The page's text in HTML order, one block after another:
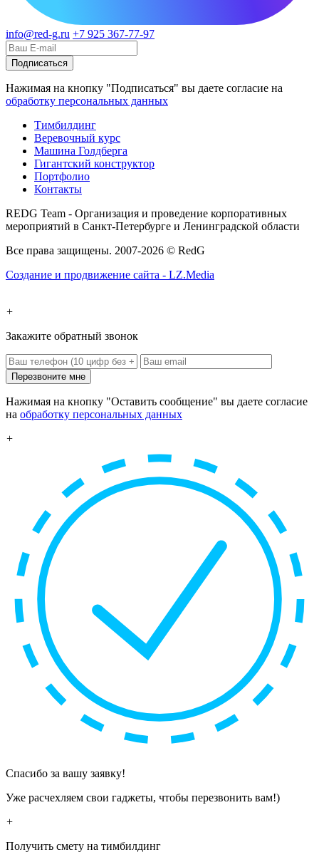
info@red-g.ru +7 925 367-77-97
Нажимая на кнопку "Подписаться" вы даете согласие на
обработку персональных данных
Тимбилдинг
Веревочный курс
Машина Голдберга
Гигантский конструктор
Портфолио
Контакты
REDG Team - Организация и проведение корпоративных
мероприятий в Санкт-Петербурге и Ленинградской области
Все права защищены. 2007-2026 © RedG
Создание и продвижение сайта - LZ.Media
+
Закажите обратный звонок
Перезвоните мне
Нажимая на кнопку "Оставить сообщение" вы даете согласие
на обработку персональных данных
+
Спасибо за вашу заявку!
Уже расчехляем свои гаджеты, чтобы перезвонить вам!)
+
Получить смету на тимбилдинг